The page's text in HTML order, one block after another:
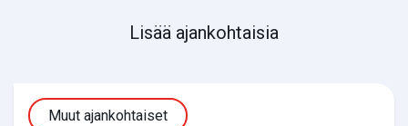
Lisää ajankohtaisia
Muut ajankohtaiset